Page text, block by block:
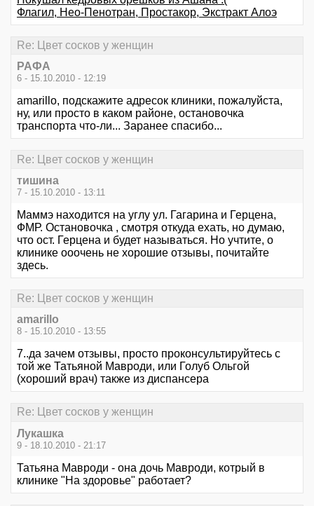
Флагил, Нео-Пенотран, Простакор, Экстракт Алоэ
Re: Цвет сосков у женщин
РАФА
6 - 15.10.2010 - 12:19
amarillo, подскажите адресок клиники, пожалуйста,
ну, или просто в каком районе, остановочка
транспорта что-ли... Заранее спасибо...
Re: Цвет сосков у женщин
тишина
7 - 15.10.2010 - 13:11
Маммэ находится на углу ул. Гагарина и Герцена,
ФМР. Остановочка , смотря откуда ехать, но думаю,
что ост. Герцена и будет называться. Но учтите, о
клинике ооочень не хорошие отзывы, почитайте
здесь.
Re: Цвет сосков у женщин
amarillo
8 - 15.10.2010 - 13:55
7..да зачем отзывы, просто проконсультируйтесь с
той же Татьяной Мавроди, или Голуб Ольгой
(хороший врач) также из диспансера
Re: Цвет сосков у женщин
Лукашка
9 - 18.10.2010 - 21:17
Татьяна Мавроди - она дочь Мавроди, котрый в
клинике "На здоровье" работает?